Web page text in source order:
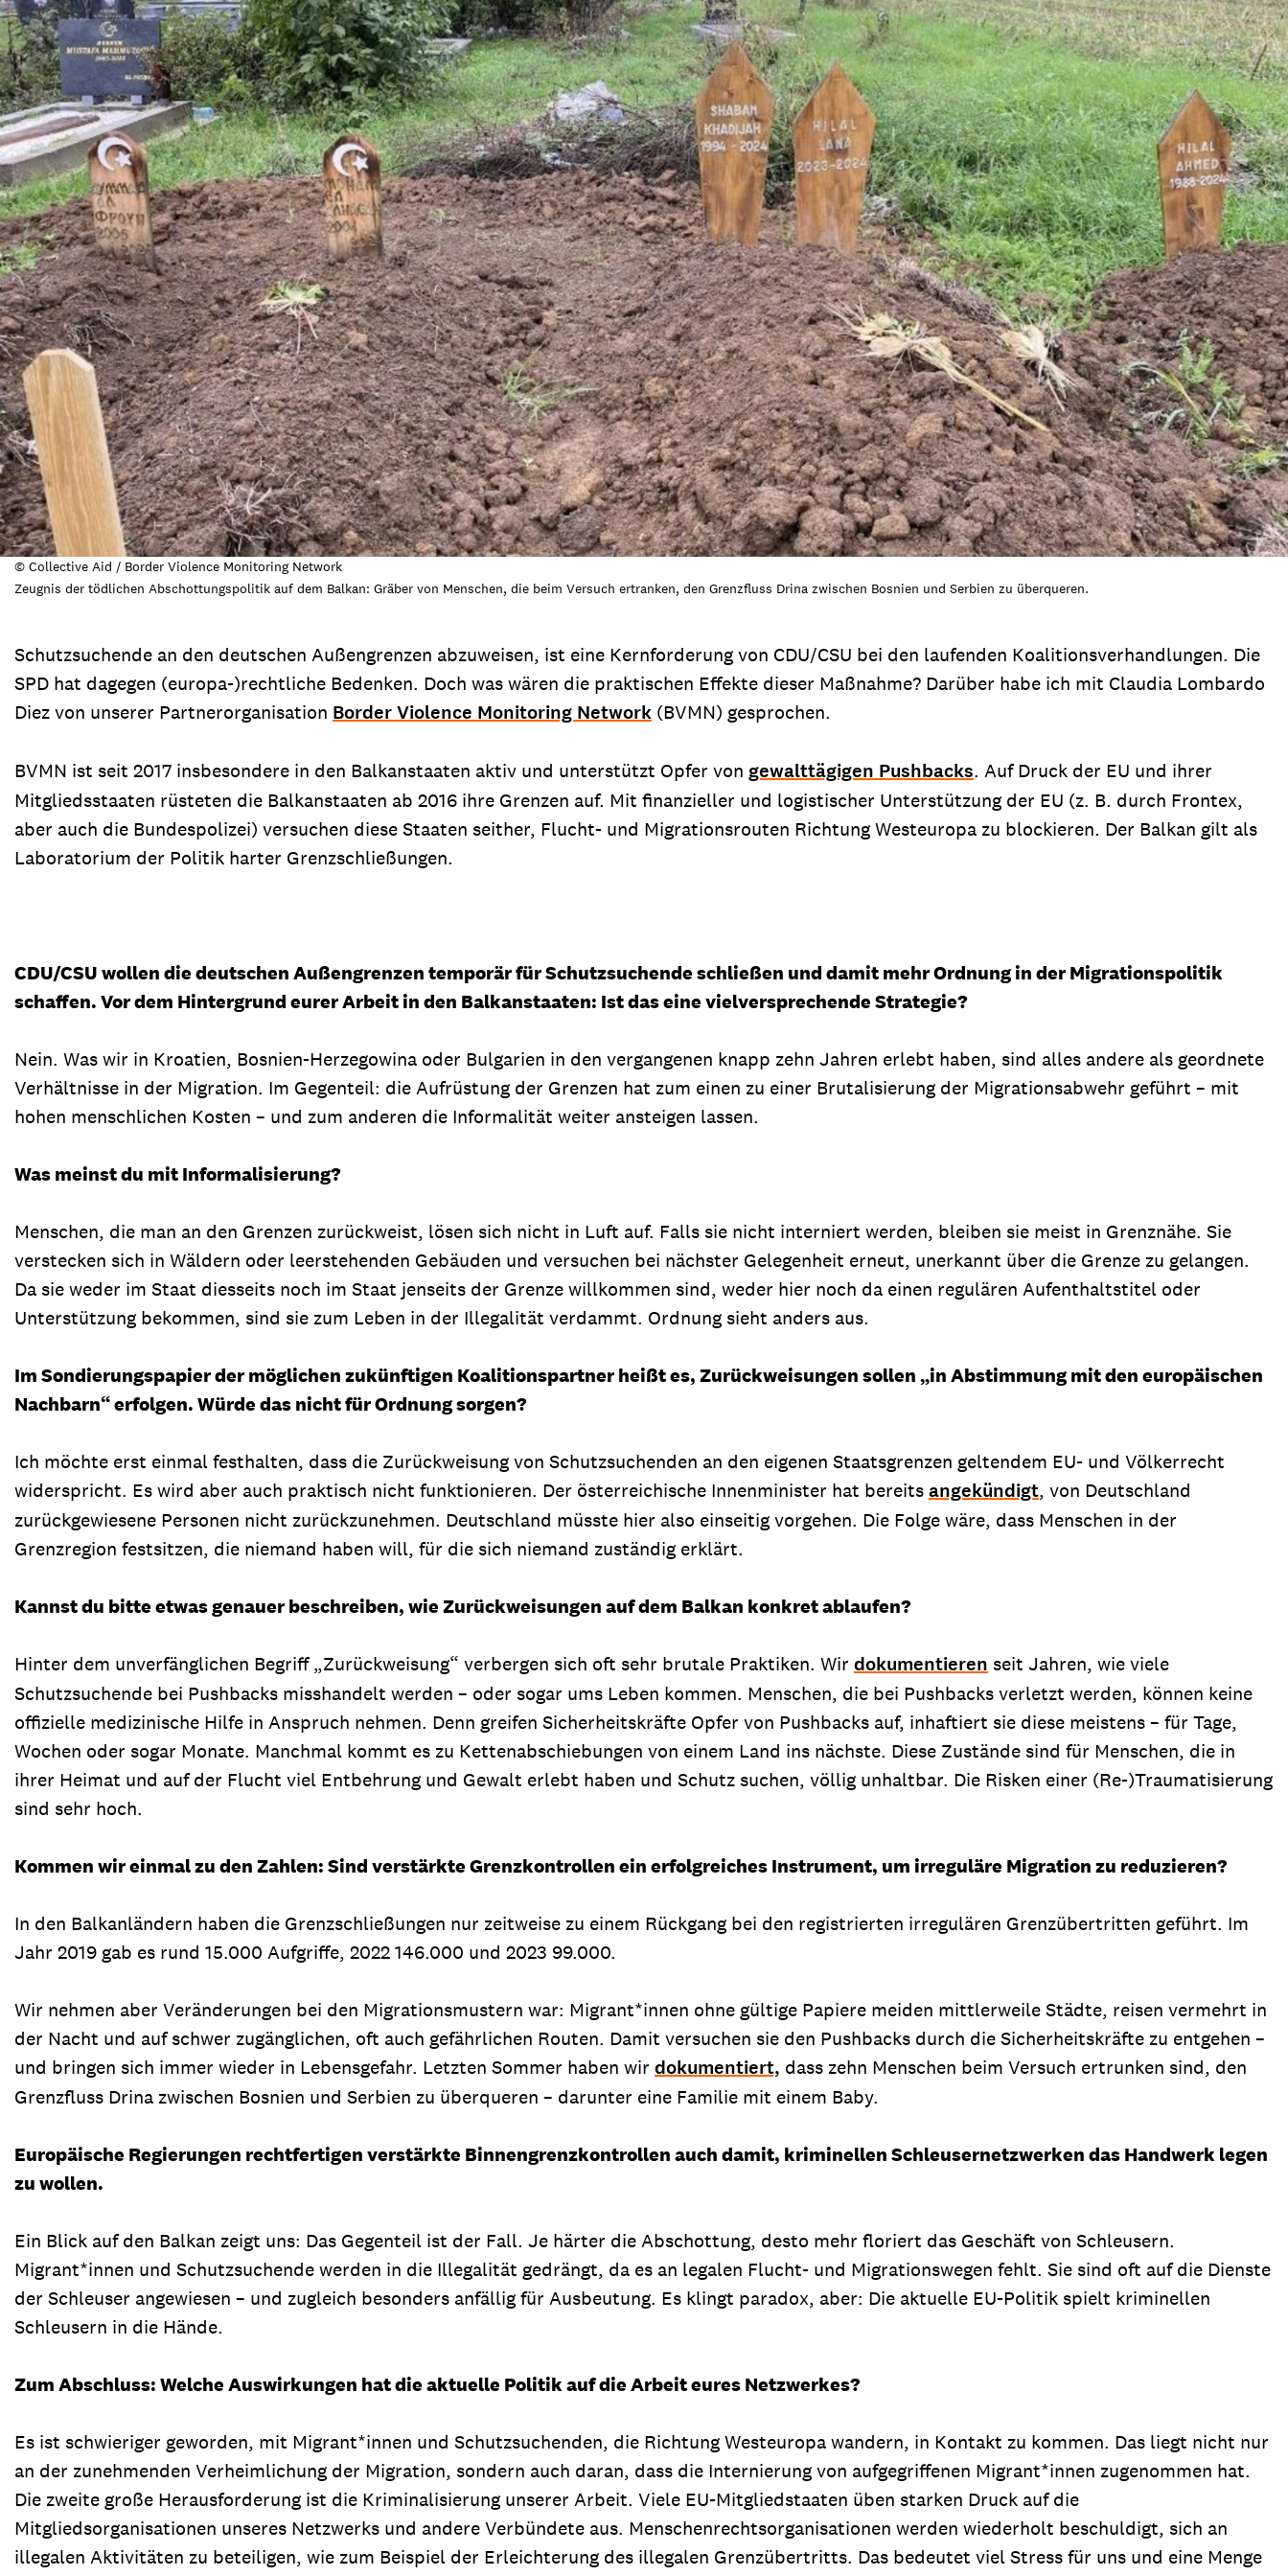
© Collective Aid / Border Violence Monitoring Network
Zeugnis der tödlichen Abschottungspolitik auf dem Balkan: Gräber von Menschen, die beim Versuch ertranken, den Grenzfluss Drina zwischen Bosnien und Serbien zu überqueren.
Schutzsuchende an den deutschen Außengrenzen abzuweisen, ist eine Kernforderung von CDU/CSU bei den laufenden Koalitionsverhandlungen. Die
SPD hat dagegen (europa-)rechtliche Bedenken. Doch was wären die praktischen Effekte dieser Maßnahme? Darüber habe ich mit Claudia Lombardo
Diez von unserer Partnerorganisation Border Violence Monitoring Network (BVMN) gesprochen.
BVMN ist seit 2017 insbesondere in den Balkanstaaten aktiv und unterstützt Opfer von gewalttägigen Pushbacks. Auf Druck der EU und ihrer
Mitgliedsstaaten rüsteten die Balkanstaaten ab 2016 ihre Grenzen auf. Mit finanzieller und logistischer Unterstützung der EU (z. B. durch Frontex,
aber auch die Bundespolizei) versuchen diese Staaten seither, Flucht- und Migrationsrouten Richtung Westeuropa zu blockieren. Der Balkan gilt als
Laboratorium der Politik harter Grenzschließungen.
CDU/CSU wollen die deutschen Außengrenzen temporär für Schutzsuchende schließen und damit mehr Ordnung in der Migrationspolitik
schaffen. Vor dem Hintergrund eurer Arbeit in den Balkanstaaten: Ist das eine vielversprechende Strategie?
Nein. Was wir in Kroatien, Bosnien-Herzegowina oder Bulgarien in den vergangenen knapp zehn Jahren erlebt haben, sind alles andere als geordnete
Verhältnisse in der Migration. Im Gegenteil: die Aufrüstung der Grenzen hat zum einen zu einer Brutalisierung der Migrationsabwehr geführt – mit
hohen menschlichen Kosten – und zum anderen die Informalität weiter ansteigen lassen.
Was meinst du mit Informalisierung?
Menschen, die man an den Grenzen zurückweist, lösen sich nicht in Luft auf. Falls sie nicht interniert werden, bleiben sie meist in Grenznähe. Sie
verstecken sich in Wäldern oder leerstehenden Gebäuden und versuchen bei nächster Gelegenheit erneut, unerkannt über die Grenze zu gelangen.
Da sie weder im Staat diesseits noch im Staat jenseits der Grenze willkommen sind, weder hier noch da einen regulären Aufenthaltstitel oder
Unterstützung bekommen, sind sie zum Leben in der Illegalität verdammt. Ordnung sieht anders aus.
Im Sondierungspapier der möglichen zukünftigen Koalitionspartner heißt es, Zurückweisungen sollen „in Abstimmung mit den europäischen
Nachbarn“ erfolgen. Würde das nicht für Ordnung sorgen?
Ich möchte erst einmal festhalten, dass die Zurückweisung von Schutzsuchenden an den eigenen Staatsgrenzen geltendem EU- und Völkerrecht
widerspricht. Es wird aber auch praktisch nicht funktionieren. Der österreichische Innenminister hat bereitsangekündigt, von Deutschland
zurückgewiesene Personen nicht zurückzunehmen. Deutschland müsste hier also einseitig vorgehen. Die Folge wäre, dass Menschen in der
Grenzregion festsitzen, die niemand haben will, für die sich niemand zuständig erklärt.
Kannst du bitte etwas genauer beschreiben, wie Zurückweisungen auf dem Balkan konkret ablaufen?
Hinter dem unverfänglichen Begriff „Zurückweisung“ verbergen sich oft sehr brutale Praktiken. Wir dokumentieren seit Jahren, wie viele
Schutzsuchende bei Pushbacks misshandelt werden – oder sogar ums Leben kommen. Menschen, die bei Pushbacks verletzt werden, können keine
offizielle medizinische Hilfe in Anspruch nehmen. Denn greifen Sicherheitskräfte Opfer von Pushbacks auf, inhaftiert sie diese meistens – für Tage,
Wochen oder sogar Monate. Manchmal kommt es zu Kettenabschiebungen von einem Land ins nächste. Diese Zustände sind für Menschen, die in
ihrer Heimat und auf der Flucht viel Entbehrung und Gewalt erlebt haben und Schutz suchen, völlig unhaltbar. Die Risken einer (Re-)Traumatisierung
sind sehr hoch.
Kommen wir einmal zu den Zahlen: Sind verstärkte Grenzkontrollen ein erfolgreiches Instrument, um irreguläre Migration zu reduzieren?
In den Balkanländern haben die Grenzschließungen nur zeitweise zu einem Rückgang bei den registrierten irregulären Grenzübertritten geführt. Im
Jahr 2019 gab es rund 15.000 Aufgriffe, 2022 146.000 und 2023 99.000.
Wir nehmen aber Veränderungen bei den Migrationsmustern war: Migrant*innen ohne gültige Papiere meiden mittlerweile Städte, reisen vermehrt in
der Nacht und auf schwer zugänglichen, oft auch gefährlichen Routen. Damit versuchen sie den Pushbacks durch die Sicherheitskräfte zu entgehen –
und bringen sich immer wieder in Lebensgefahr. Letzten Sommer haben wir dokumentiert, dass zehn Menschen beim Versuch ertrunken sind, den
Grenzfluss Drina zwischen Bosnien und Serbien zu überqueren – darunter eine Familie mit einem Baby.
Europäische Regierungen rechtfertigen verstärkte Binnengrenzkontrollen auch damit, kriminellen Schleusernetzwerken das Handwerk legen
zu wollen.
Ein Blick auf den Balkan zeigt uns: Das Gegenteil ist der Fall. Je härter die Abschottung, desto mehr floriert das Geschäft von Schleusern.
Migrant*innen und Schutzsuchende werden in die Illegalität gedrängt, da es an legalen Flucht- und Migrationswegen fehlt. Sie sind oft auf die Dienste
der Schleuser angewiesen – und zugleich besonders anfällig für Ausbeutung. Es klingt paradox, aber: Die aktuelle EU-Politik spielt kriminellen
Schleusern in die Hände.
Zum Abschluss: Welche Auswirkungen hat die aktuelle Politik auf die Arbeit eures Netzwerkes?
Es ist schwieriger geworden, mit Migrant*innen und Schutzsuchenden, die Richtung Westeuropa wandern, in Kontakt zu kommen. Das liegt nicht nur
an der zunehmenden Verheimlichung der Migration, sondern auch daran, dass die Internierung von aufgegriffenen Migrant*innen zugenommen hat.
Die zweite große Herausforderung ist die Kriminalisierung unserer Arbeit. Viele EU-Mitgliedstaaten üben starken Druck auf die
Mitgliedsorganisationen unseres Netzwerks und andere Verbündete aus. Menschenrechtsorganisationen werden wiederholt beschuldigt, sich an
illegalen Aktivitäten zu beteiligen, wie zum Beispiel der Erleichterung des illegalen Grenzübertritts. Das bedeutet viel Stress für uns und eine Menge